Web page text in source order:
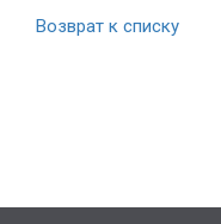
Возврат к списку